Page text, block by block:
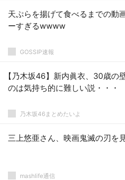
天ぷらを揚げて食べるまでの動
ーすぎるwwww
GOSSIP速報
【乃木坂46】新内眞衣、30歳の
のは気持ち的に難しい説・・・
乃木坂46まとめたいよ
三上悠亜さん、映画鬼滅の刃を
mashlife通信